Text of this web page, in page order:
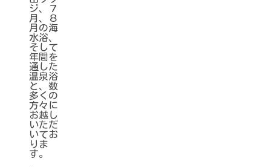
ジ、７
月、８
月の海
水浴、
そして
年間を
通した
温泉浴
と、数
多くの
方々に
お越し
いただ
いてお
りま
す。